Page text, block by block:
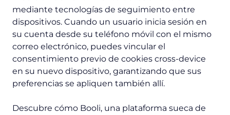
mediante tecnologías de seguimiento entre
dispositivos. Cuando un usuario inicia sesión en
su cuenta desde su teléfono móvil con el mismo
correo electrónico, puedes vincular el
consentimiento previo de cookies cross-device
en su nuevo dispositivo, garantizando que sus
preferencias se apliquen también allí.
Descubre cómo Booli, una plataforma sueca de